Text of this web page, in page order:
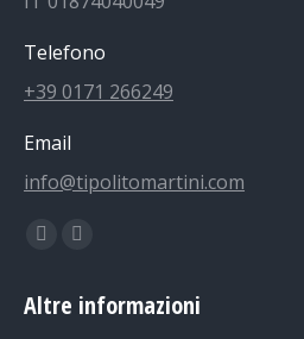
Telefono
+39 0171 266249
Email
info@tipolitomartini.com
Find us on:
Facebook
opens
Instagram
opens
Altre informazioni